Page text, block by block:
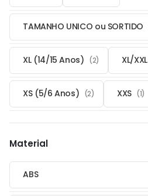
TAMANHO UNICO ou SORTIDO
XL (14/15 Anos) (2) XL/XXL
XS (5/6 Anos) (2) XXS (1)
Material
ABS